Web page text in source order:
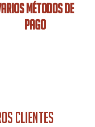
MÉTODOS DE
PAGO
CLIENTES